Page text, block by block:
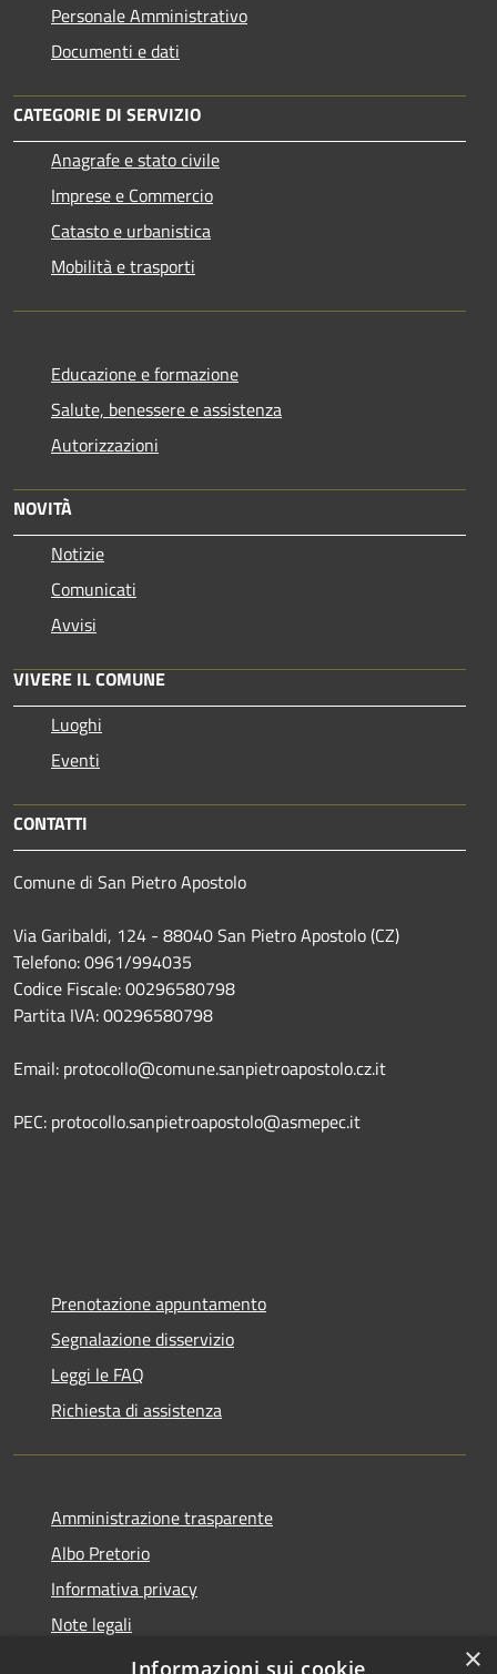
Personale Amministrativo
Documenti e dati
CATEGORIE DI SERVIZIO
Anagrafe e stato civile
Imprese e Commercio
Catasto e urbanistica
Mobilità e trasporti
Educazione e formazione
Salute, benessere e assistenza
Autorizzazioni
NOVITÀ
Notizie
Comunicati
Avvisi
VIVERE IL COMUNE
Luoghi
Eventi
CONTATTI
Comune di San Pietro Apostolo
Via Garibaldi, 124 - 88040 San Pietro Apostolo (CZ)
Telefono: 0961/994035
Codice Fiscale: 00296580798
Partita IVA: 00296580798
Email: protocollo@comune.sanpietroapostolo.cz.it
PEC: protocollo.sanpietroapostolo@asmepec.it
Prenotazione appuntamento
Segnalazione disservizio
Leggi le FAQ
Richiesta di assistenza
Amministrazione trasparente
Albo Pretorio
Informativa privacy
Note legali
Dichiarazione di accessibilità
×
Informazioni sui cookie